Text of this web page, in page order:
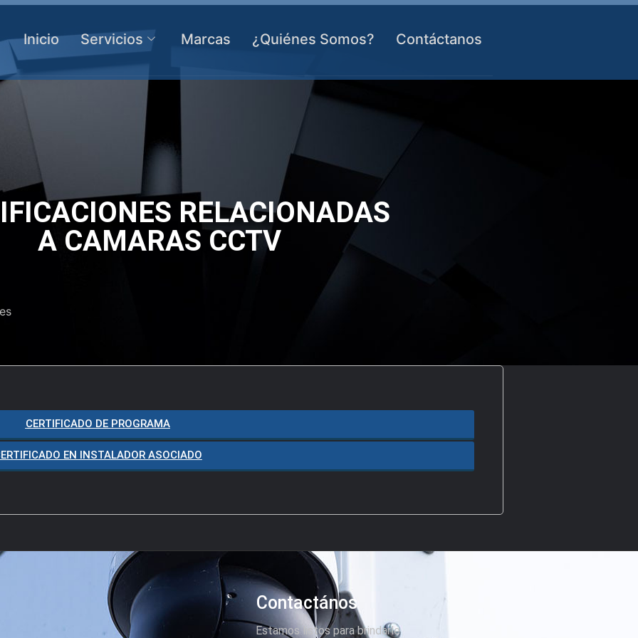
Inicio Servicios Marcas ¿Quiénes Somos? Contáctanos
RELACIONADAS
A CAMARAS CCTV
CERTIFICADO DE PROGRAMA
EN INSTALADOR ASOCIADO
Contactános
Estamos listos para brindarle